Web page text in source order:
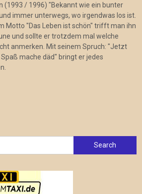
(1993 / 1996) "Bekannt wie ein bunter
immer unterwegs, wo irgendwas los ist.
Motto "Das Leben ist schön" trifft man ihn
und sollte er trotzdem mal welche
anmerken. Mit seinem Spruch: "Jetzt
mache däd" bringt er jedes